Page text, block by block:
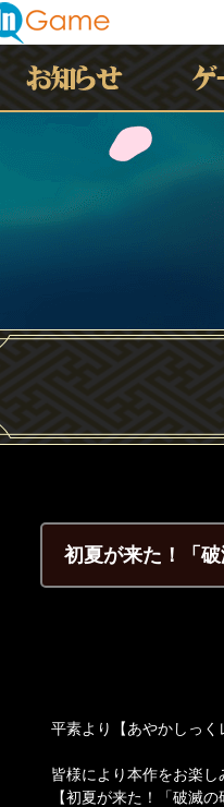
イベント
初夏が来た！「
平素より【あやかしっく
皆様により本作をお楽し
【初夏が来た！「破滅